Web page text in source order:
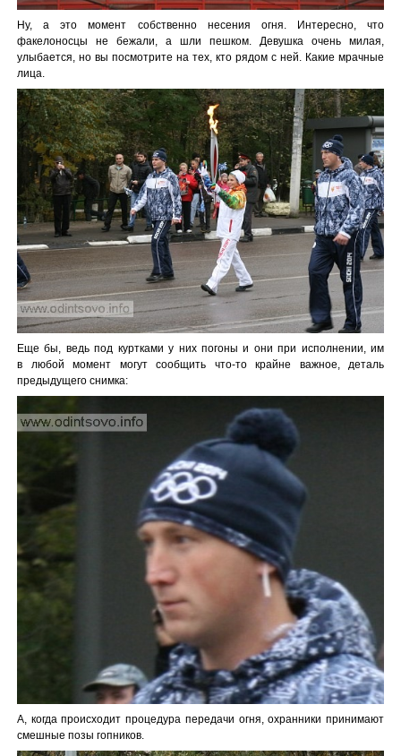
Ну, а это момент собственно несения огня. Интересно, что
факелоносцы не бежали, а шли пешком. Девушка очень милая,
улыбается, но вы посмотрите на тех, кто рядом с ней. Какие мрачные
лица.
Еще бы, ведь под куртками у них погоны и они при исполнении, им
в любой момент могут сообщить что-то крайне важное, деталь
предыдущего снимка:
А, когда происходит процедура передачи огня, охранники принимают
смешные позы гопников.